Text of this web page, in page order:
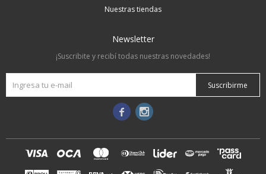
Nuestras tiendas
Newsletter
¡Suscribite y recibí todas nuestras novedades!
Suscribirme
 